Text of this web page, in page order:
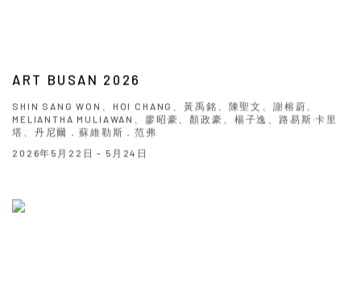
ART BUSAN 2026
SHIN SANG WON、HOI CHANG、黃禹銘、陳聖文、謝榕蔚、
MELIANTHA MULIAWAN、廖昭豪、顏政豪、楊子逸、路易斯·卡里
塔、丹尼爾．蘇維勒斯．范弗
2026年5月22日 - 5月24日